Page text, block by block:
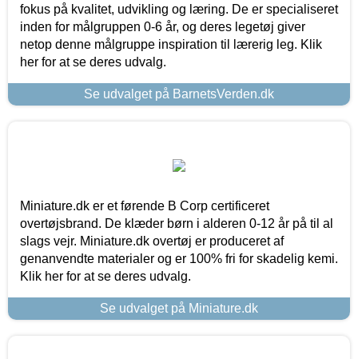
fokus på kvalitet, udvikling og læring. De er specialiseret
inden for målgruppen 0-6 år, og deres legetøj giver
netop denne målgruppe inspiration til lærerig leg. Klik
her for at se deres udvalg.
Se udvalget på BarnetsVerden.dk
Miniature.dk er et førende B Corp certificeret
overtøjsbrand. De klæder børn i alderen 0-12 år på til al
slags vejr. Miniature.dk overtøj er produceret af
genanvendte materialer og er 100% fri for skadelig kemi.
Klik her for at se deres udvalg.
Se udvalget på Miniature.dk